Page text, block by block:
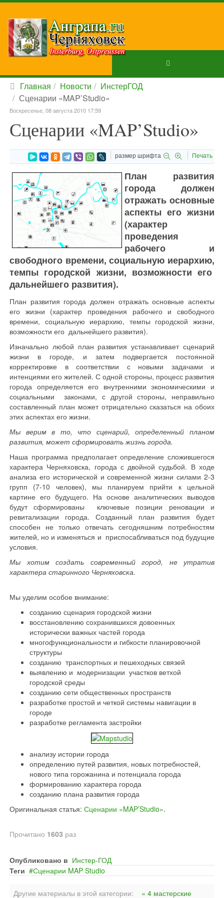
Главная Новости
ИнстерГОД
Сценарии «MAP’Studio»
Воскресенье, 08 августа 2010 17:59
Сценарии «MAP’Studio»
размер шрифта Печать
План развития
города должен
отражать основные
аспекты его жизни
(характер
проведения
рабочего и
свободного времени, социальную иерархию,
темпы городской жизни, возможности его
дальнейшего развития).
План развития города должен отражать основные аспекты
его жизни (характер проведения рабочего и свободного
времени, социальную иерархию, темпы городской жизни,
возможности его дальнейшего развития).
Изначально любой план развития устанавливает сценарий
жизни в городе, и затем подвергается постоянной
корректировке в соответствии с новыми задачами и
интенциями его жителей. С одной стороны, процесс развития
города определяется его внутренними экономическими и
социальными законами, с другой стороны, неправильно
составленный план может отрицательно сказаться на обоих
этих аспектах его жизни.
Мы верим в то, что сценарий, определенный планом
развития, может сформировать жизнь города.
Наша программа предполагает определение сложившегося
характера Черняховска, города с двойной судьбой. В ходе
анализа его исторической и современной жизни силами 2-3
групп (7-10 человек), мы планируем прийти к цельной
картине его будущего. На основе аналитических выводов
будут сформированы ключевые позиции реновации и
ревитализации города. Созданный план развития будет
способен не только отвечать сегодняшним потребностям
жителей, но и изменяться и приспосабливаться под будущие
условия.
Мы хотим создать современный город, не утратив
характера старинного Черняховска.
Мы уделим особое внимание:
созданию сценария городской жизни
восстановлению сохранившихся довоенных
исторически важных частей города
многофункциональности и гибкости планировочной
структуры
созданию транспортных и пешеходных связей
выявлению и модернизации участков ветхой
городской среды
созданию сети общественных пространств
разработке простой и четкой системы навигации в
городе
разработке регламента застройки
анализу истории города
определению путей развития, новых потребностей,
нового типа горожанина и потенциала города
формированию характера города
созданию плана развития города
Оригинальная статья: Сценарии «MAP’Studio».
Прочитано 1603 раз
Опубликовано в Инстер-ГОД
Теги
Сценарии MAP Studio
Другие материалы в этой категории: « 4 мастерские